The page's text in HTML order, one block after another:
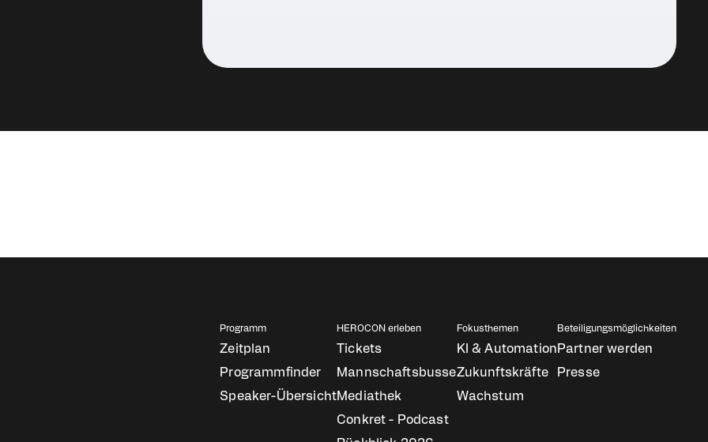
Fußbereich Navigation
Programm
Zeitplan
Programmfinder
Speaker-Übersicht
HEROCON erleben
Tickets
Mannschaftsbusse
Mediathek
Conkret - Podcast
Fokusthemen
KI & Automation
Zukunftskräfte
Wachstum
Beteiligungsmöglichkeiten
Partner werden
Presse